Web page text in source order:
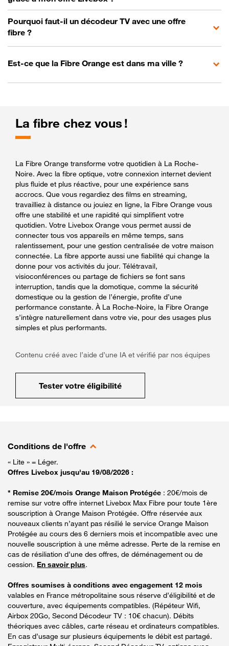
Pourquoi faut-il un décodeur TV avec une offre
fibre ?
Est-ce que la Fibre Orange est dans ma ville ?
La fibre chez vous !
La Fibre Orange transforme votre quotidien à La Roche-
Noire. Avec la fibre optique, votre connexion internet devient
plus fluide et plus réactive, pour une expérience sans
accrocs. Que vous regardiez des films en streaming,
travailliez à distance ou jouiez en ligne, la Fibre Orange vous
offre une stabilité et une rapidité qui simplifient votre
quotidien. Votre Livebox Orange vous permet aussi de
connecter tous vos appareils en même temps, sans
ralentissement, pour une gestion centralisée de votre maison
connectée. La fibre apporte aussi une fiabilité qui change la
donne pour vos activités du jour. Télétravail,
visioconférences ou partage de fichiers se font sans
interruption, tandis que la domotique, comme la sécurité
domestique ou la gestion de l’énergie, profite d’une
performance constante. À La Roche-Noire, la Fibre Orange
s’intègre naturellement dans votre vie, pour des usages plus
simples et plus performants.
Contenu créé avec l’aide d’une IA et vérifié par nos équipes
Tester votre éligibilité
Conditions de l'offre
« Lite » = Léger.
Offres Livebox jusqu'au 19/08/2026 :
* Remise 20€/mois Orange Maison Protégée : 20€/mois de
remise sur votre offre internet Livebox Max Fibre pour toute 1ère
souscription à Orange Maison Protégée. Offre réservée aux
nouveaux clients n’ayant pas résilié le service Orange Maison
Protégée au cours des 6 derniers mois et incompatible avec une
nouvelle souscription à une même adresse. Perte de la remise en
cas de résiliation d’une des offres, de déménagement ou de
cession. En savoir plus.
Offres soumises à conditions avec engagement 12 mois
valables en France métropolitaine sous réserve d’éligibilité et de
couverture, avec équipements compatibles. (Répéteur Wifi,
Airbox 20Go, Second Décodeur TV : 10€ chacun). Débits
théoriques avec câbles, carte réseau et ordinateurs compatibles.
En cas d’usage sur plusieurs équipements le débit est partagé.